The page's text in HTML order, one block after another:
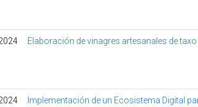
Elaboración de vinagres artesanales de
Implementación de un Ecosistema Digital